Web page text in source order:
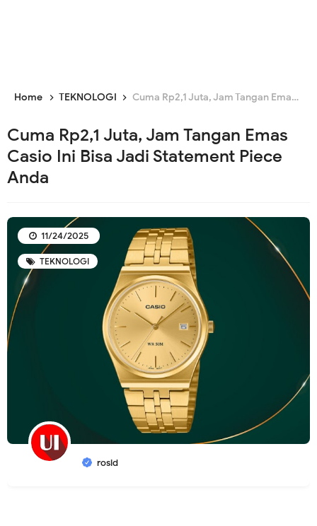
Home TEKNOLOGI Cuma Rp2,1 Juta, Jam Tangan Emas Casio Ini Bisa Jadi Statement Piece Anda
Cuma Rp2,1 Juta, Jam Tangan Emas
Casio Ini Bisa Jadi Statement Piece
Anda
TEKNOLOGI
rosid
11/24/2025